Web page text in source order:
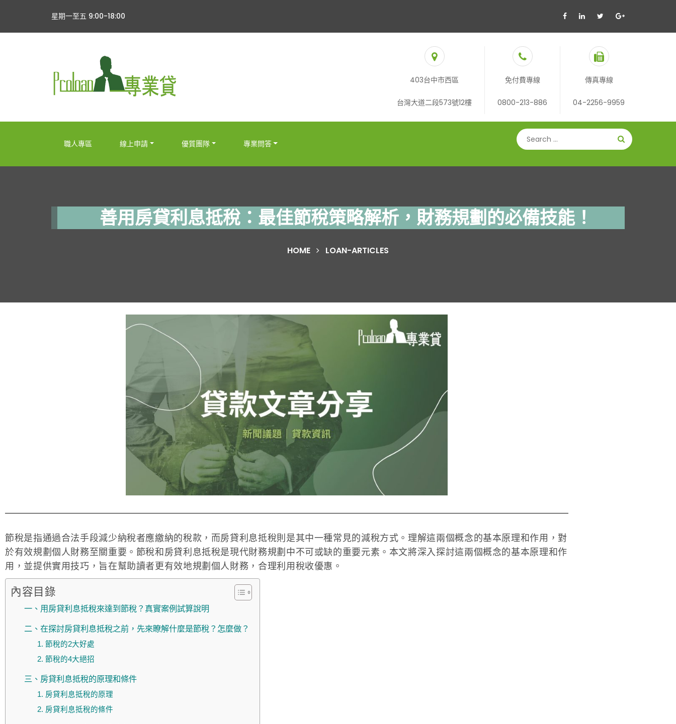
星期一至五 9:00-18:00
403台中市西區
台灣大道二段573號12樓
免付費專線
0800-213-886
傳真專線
04-2256-9959
職人專區 線上申請 優質團隊 專業問答
善用房貸利息抵稅：最佳節稅策略解析，財務規劃的必備技能！
HOME LOAN-ARTICLES
節稅是指通過合法手段減少納稅者應繳納的稅款，而房貸利息抵稅則是其中一種常見的減稅方式。理解這兩個概念的基本原理和作用，對
於有效規劃個人財務至關重要。節稅和房貸利息抵稅是現代財務規劃中不可或缺的重要元素。本文將深入探討這兩個概念的基本原理和作
用，並提供實用技巧，旨在幫助讀者更有效地規劃個人財務，合理利用稅收優惠。
內容目錄
一、用房貸利息抵稅來達到節稅？真實案例試算說明
二、在探討房貸利息抵稅之前，先來瞭解什麼是節稅？怎麼做？
1. 節稅的2大好處
2. 節稅的4大絕招
三、房貸利息抵稅的原理和條件
1. 房貸利息抵稅的原理
2. 房貸利息抵稅的條件